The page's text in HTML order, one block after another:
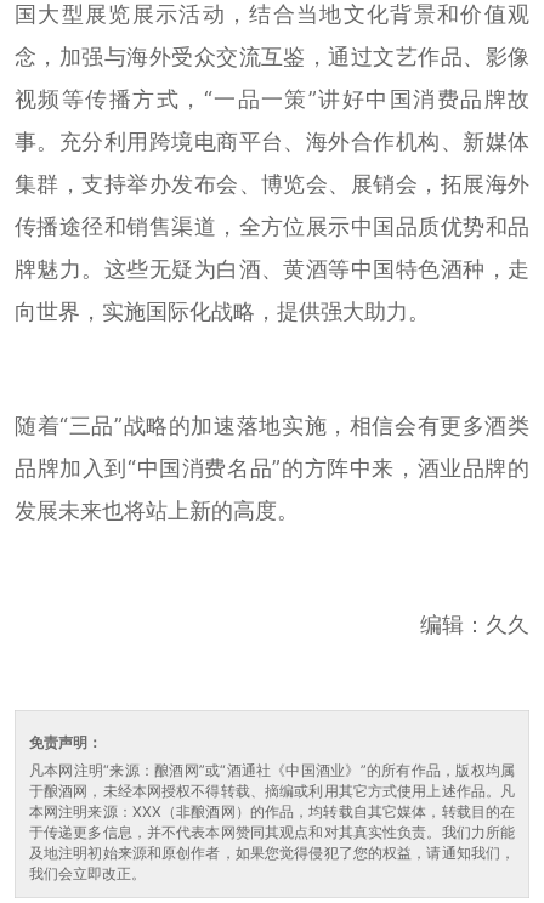
国大型展览展示活动，结合当地文化背景和价值观
念，加强与海外受众交流互鉴，通过文艺作品、影像
视频等传播方式，“一品一策”讲好中国消费品牌故
事。充分利用跨境电商平台、海外合作机构、新媒体
集群，支持举办发布会、博览会、展销会，拓展海外
传播途径和销售渠道，全方位展示中国品质优势和品
牌魅力。这些无疑为白酒、黄酒等中国特色酒种，走
向世界，实施国际化战略，提供强大助力。
随着“三品”战略的加速落地实施，相信会有更多酒类
品牌加入到“中国消费名品”的方阵中来，酒业品牌的
发展未来也将站上新的高度。
编辑：久久
免责声明：
凡本网注明“来源：酿酒网”或“酒通社《中国酒业》”的所有作品，版权均属
于酿酒网，未经本网授权不得转载、摘编或利用其它方式使用上述作品。凡
本网注明来源：XXX（非酿酒网）的作品，均转载自其它媒体，转载目的在
于传递更多信息，并不代表本网赞同其观点和对其真实性负责。我们力所能
及地注明初始来源和原创作者，如果您觉得侵犯了您的权益，请通知我们，
我们会立即改正。